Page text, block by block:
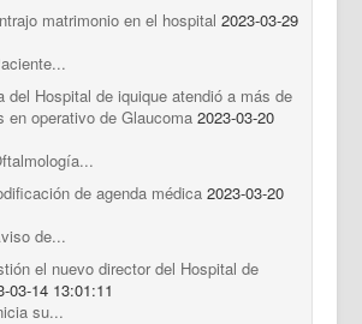
matrimonio en el hospital 2023-03-29
del Hospital de iquique atendió a más de
en operativo de Glaucoma 2023-03-20
de agenda médica 2023-03-20
de...
el nuevo director del Hospital de
03-14 13:01:11
su...